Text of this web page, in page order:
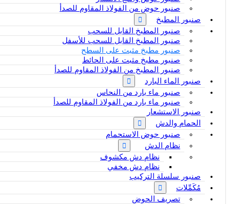
صنبور حوض من الفولاذ المقاوم للصدأ
صنبور المطبخ
صنبور المطبخ القابل للسحب
صنبور المطبخ القابل للسحب للأسفل
صنبور مطبخ مثبت على السطح
صنبور مطبخ مثبت على الحائط
صنبور المطبخ من الفولاذ المقاوم للصدأ
صنبور الماء البارد
صنبور ماء بارد من النحاس
صنبور ماء بارد من الفولاذ المقاوم للصدأ
صنبور الاستشعار
الحمام والدش
صنبور حوض الاستحمام
نظام الدش
نظام دش مكشوف
نظام دش مخفي
صنبور سلسلة التركيب
مُكَمِّلات
تصريف الحوض